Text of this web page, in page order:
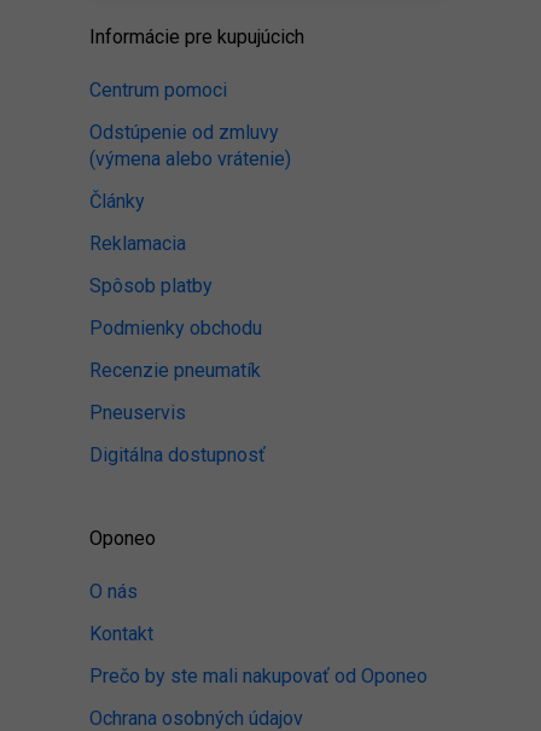
Informácie pre kupujúcich
Centrum pomoci
Odstúpenie od zmluvy
(výmena alebo vrátenie)
Články
Reklamacia
Spôsob platby
Podmienky obchodu
Recenzie pneumatík
Pneuservis
Digitálna dostupnosť
Oponeo
O nás
Kontakt
Prečo by ste mali nakupovať od Oponeo
Ochrana osobných údajov